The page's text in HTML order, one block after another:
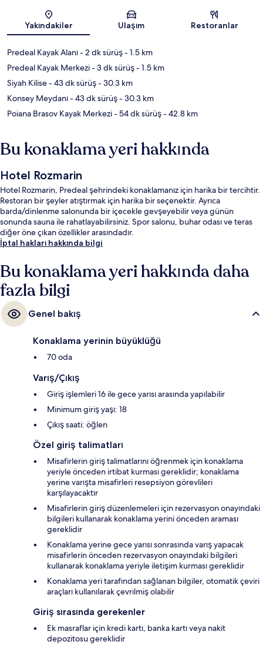
Harita
Yakındakiler Ulaşım Restoranlar
Predeal Kayak Alanı- 2 dk sürüş- 1.5 km
Predeal Kayak Merkezi- 3 dk sürüş- 1.5 km
Siyah Kilise- 43 dk sürüş- 30.3 km
Konsey Meydanı- 43 dk sürüş- 30.3 km
Poiana Brasov Kayak Merkezi- 54 dk sürüş- 42.8 km
Bu konaklama yeri hakkında
Hotel Rozmarin
Hotel Rozmarin, Predeal şehrindeki konaklamanız için harika bir tercihtir.
Restoran bir şeyler atıştırmak için harika bir seçenektir. Ayrıca
barda/dinlenme salonunda bir içecekle gevşeyebilir veya günün
sonunda sauna ile rahatlayabilirsiniz. Spor salonu, buhar odası ve teras
diğer öne çıkan özellikler arasındadır.
İptal hakları hakkında bilgi
Bu konaklama yeri hakkında daha
fazla bilgi
Genel bakış
Konaklama yerinin büyüklüğü
70 oda
Varış/Çıkış
Giriş işlemleri 16 ile gece yarısı arasında yapılabilir
Minimum giriş yaşı: 18
Çıkış saati: öğlen
Özel giriş talimatları
Misafirlerin giriş talimatlarını öğrenmek için konaklama
yeriyle önceden irtibat kurması gereklidir; konaklama
yerine varışta misafirleri resepsiyon görevlileri
karşılayacaktır
Misafirlerin giriş düzenlemeleri için rezervasyon onayındaki
bilgileri kullanarak konaklama yerini önceden araması
gereklidir
Konaklama yerine gece yarısı sonrasında varış yapacak
misafirlerin önceden rezervasyon onayındaki bilgileri
kullanarak konaklama yeriyle iletişim kurması gereklidir
Konaklama yeri tarafından sağlanan bilgiler, otomatik çeviri
araçları kullanılarak çevrilmiş olabilir
Giriş sırasında gerekenler
Ek masraflar için kredi kartı, banka kartı veya nakit
depozitosu gereklidir